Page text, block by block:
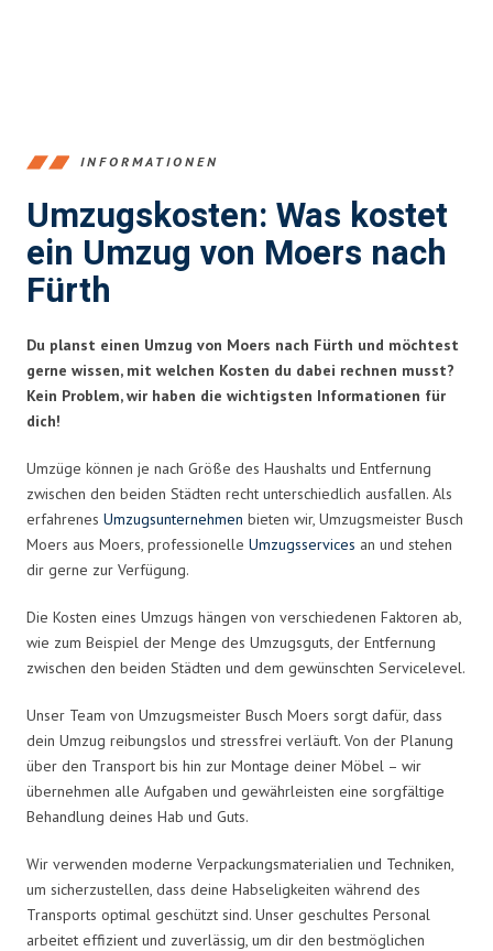
INFORMATIONEN
Umzugskosten: Was kostet
ein Umzug von Moers nach
Fürth
Du planst einen Umzug von Moers nach Fürth und möchtest
gerne wissen, mit welchen Kosten du dabei rechnen musst?
Kein Problem, wir haben die wichtigsten Informationen für
dich!
Umzüge können je nach Größe des Haushalts und Entfernung
zwischen den beiden Städten recht unterschiedlich ausfallen. Als
erfahrenes Umzugsunternehmen bieten wir, Umzugsmeister Busch
Moers aus Moers, professionelle Umzugsservices an und stehen
dir gerne zur Verfügung.
Die Kosten eines Umzugs hängen von verschiedenen Faktoren ab,
wie zum Beispiel der Menge des Umzugsguts, der Entfernung
zwischen den beiden Städten und dem gewünschten Servicelevel.
Unser Team von Umzugsmeister Busch Moers sorgt dafür, dass
dein Umzug reibungslos und stressfrei verläuft. Von der Planung
über den Transport bis hin zur Montage deiner Möbel – wir
übernehmen alle Aufgaben und gewährleisten eine sorgfältige
Behandlung deines Hab und Guts.
Wir verwenden moderne Verpackungsmaterialien und Techniken,
um sicherzustellen, dass deine Habseligkeiten während des
Transports optimal geschützt sind. Unser geschultes Personal
arbeitet effizient und zuverlässig, um dir den bestmöglichen